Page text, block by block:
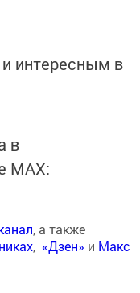
интересным в
в
MАХ:
, а также
, «Дзен» и Макс